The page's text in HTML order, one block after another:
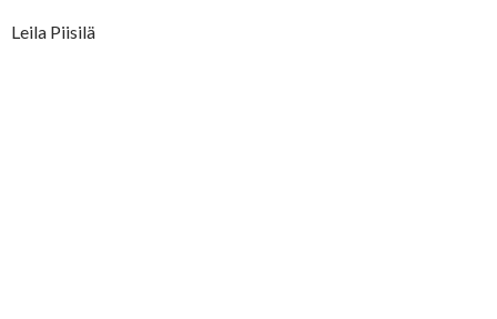
Leila Piisilä